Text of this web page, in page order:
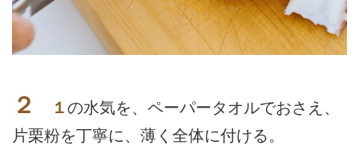
２ １の水気を、ペーパータオルでおさえ、
片栗粉を丁寧に、薄く全体に付ける。